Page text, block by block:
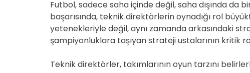
Futbol, sadece saha içinde değil, saha dışında da
başarısında, teknik direktörlerin oynadığı rol
yetenekleriyle değil, aynı zamanda arkasındaki
şampiyonluklara taşıyan strateji ustalarının kritik
Teknik direktörler, takımlarının oyun tarzını